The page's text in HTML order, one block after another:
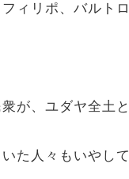
ィリポ、バルトロ
が、ユダヤ全土と
た人々もいやして